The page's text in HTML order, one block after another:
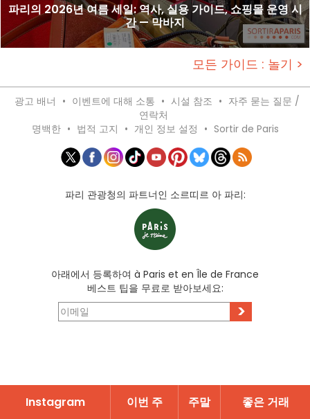
파리의 2026년 여름 세일: 역사, 실용 가이드, 쇼핑몰 운영 시
간 — 막바지
모든 가이드 : 놀기 >
광고 배너 • 이벤트에 대해 소통 • 시설 참조 • 자주 묻는 질문 /
연락처
명백한 • 법적 고지 • 개인 정보 설정 • Sortir de Paris
파리 관광청의 파트너인 소르띠르 아 파리:
아래에서 등록하여 à Paris et en Île de France
베스트 팁을 무료로 받아보세요:
>
Instagram 이번 주 주말 좋은 거래